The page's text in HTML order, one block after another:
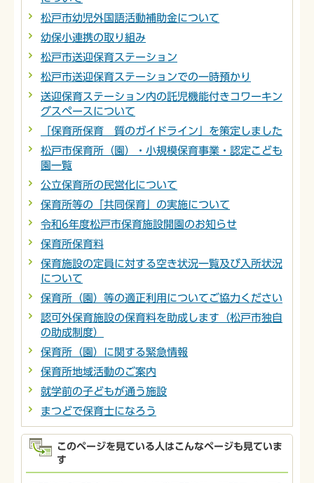
松戸市幼児外国語活動補助金について
幼保小連携の取り組み
松戸市送迎保育ステーション
松戸市送迎保育ステーションでの一時預かり
送迎保育ステーション内の託児機能付きコワーキン
グスペースについて
「保育所保育 質のガイドライン」を策定しました
松戸市保育所（園）・小規模保育事業・認定こども
園一覧
公立保育所の民営化について
保育所等の「共同保育」の実施について
令和6年度松戸市保育施設開園のお知らせ
保育所保育料
保育施設の定員に対する空き状況一覧及び入所状況
について
保育所（園）等の適正利用についてご協力ください
認可外保育施設の保育料を助成します（松戸市独自
の助成制度）
保育所（園）に関する緊急情報
保育所地域活動のご案内
就学前の子どもが通う施設
まつどで保育士になろう
このページを見ている人はこんなページも見ていま
す